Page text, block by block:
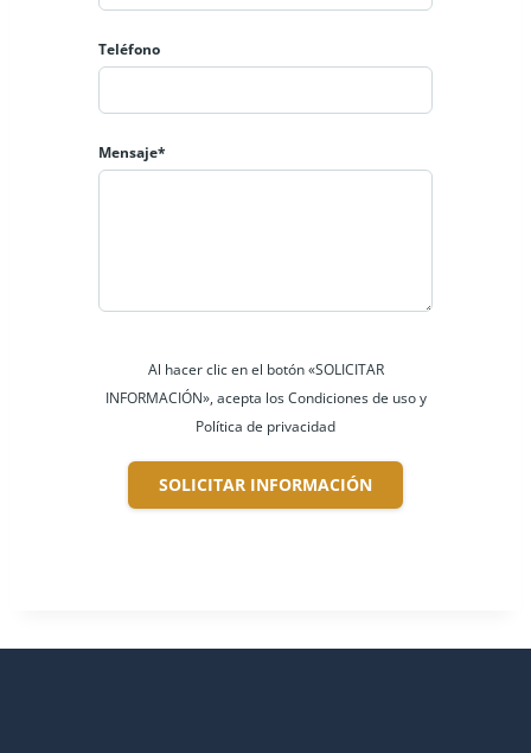
Teléfono
Mensaje*
Al hacer clic en el botón «SOLICITAR
INFORMACIÓN», acepta los Condiciones de uso y
Política de privacidad
SOLICITAR INFORMACIÓN